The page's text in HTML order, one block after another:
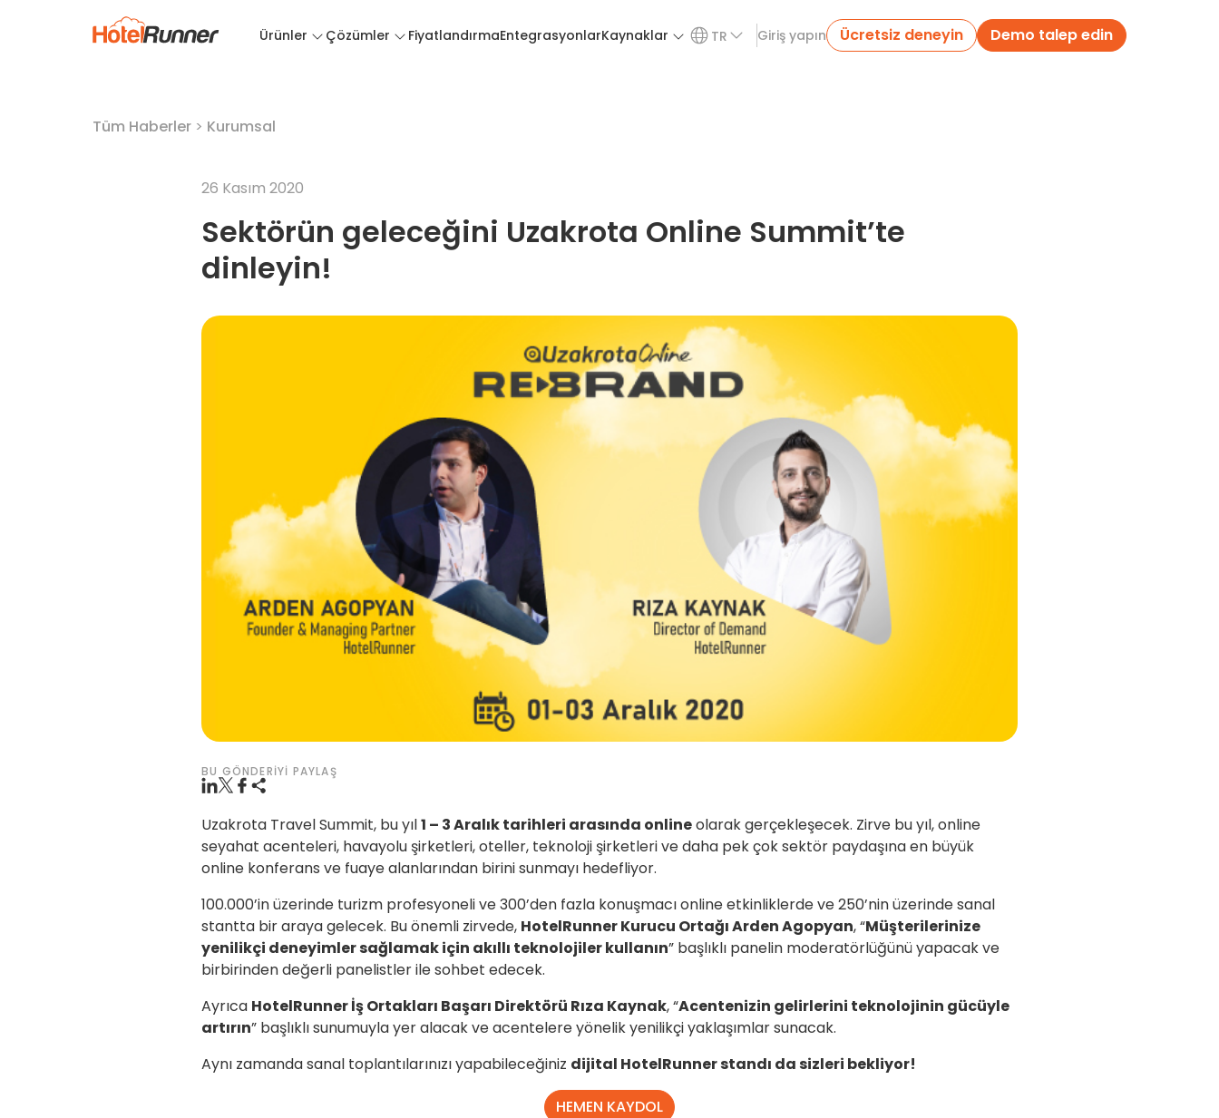
Ürünler Çözümler FiyatlandırmaEntegrasyonlarKaynaklar TR Giriş yapın Ücretsiz deneyin Demo talep edin
Tüm Haberler > Kurumsal
26 Kasım 2020
Sektörün geleceğini Uzakrota Online Summit’te
dinleyin!
BU GÖNDERIYI PAYLAŞ
Uzakrota Travel Summit, bu yıl1 – 3 Aralık tarihleri arasında onlineolarak gerçekleşecek. Zirve bu yıl, online
seyahat acenteleri, havayolu şirketleri, oteller, teknoloji şirketleri ve daha pek çok sektör paydaşına en büyük
online konferans ve fuaye alanlarından birini sunmayı hedefliyor.
100.000’in üzerinde turizm profesyoneli ve 300’den fazla konuşmacı online etkinliklerde ve 250’nin üzerinde sanal
stantta bir araya gelecek. Bu önemli zirvede, HotelRunner Kurucu Ortağı Arden Agopyan, “Müşterilerinize
yenilikçi deneyimler sağlamak için akıllı teknolojiler kullanın” başlıklı panelin moderatörlüğünü yapacak ve
birbirinden değerli panelistler ile sohbet edecek.
Ayrıca HotelRunner İş Ortakları Başarı Direktörü Rıza Kaynak, “Acentenizin gelirlerini teknolojinin gücüyle
artırın” başlıklı sunumuyla yer alacak ve acentelere yönelik yenilikçi yaklaşımlar sunacak.
Aynı zamanda sanal toplantılarınızı yapabileceğiniz dijital HotelRunner standı da sizleri bekliyor!
HEMEN KAYDOL